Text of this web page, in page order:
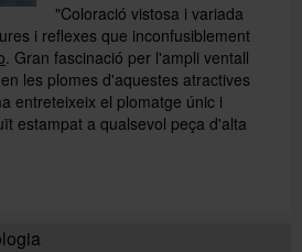
"Coloració vistosa i variada
i reflexes que inconfusiblement
. Gran fascinació per l'ampli ventall
les plomes d'aquestes atractives
entreteixeix el plomatge únic i
estampat a qualsevol peça d'alta